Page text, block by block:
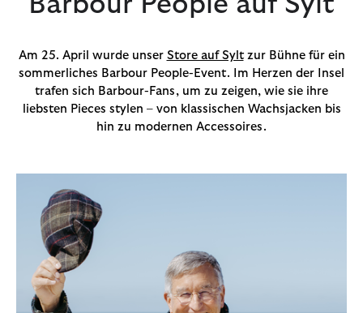
Am 25. April wurde unser Store auf Syltzur Bühne für ein
sommerliches Barbour People-Event. Im Herzen der Insel
trafen sich Barbour-Fans, um zu zeigen, wie sie ihre
liebsten Pieces stylen – von klassischen Wachsjacken bis
hin zu modernen Accessoires.